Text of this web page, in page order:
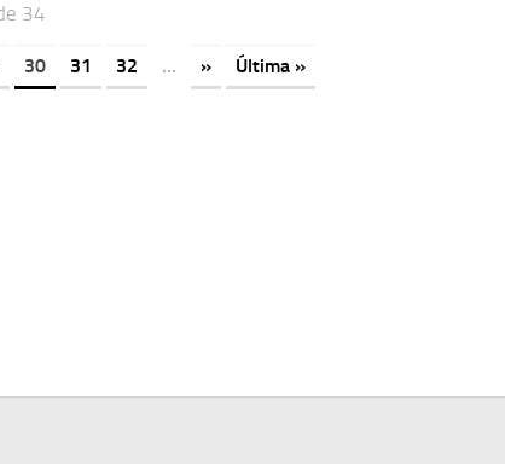
34
30 31 32 ... » Última »